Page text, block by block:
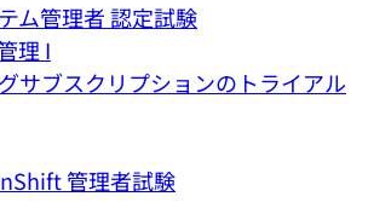
ム管理者 認定試験
理 I
サブスクリプションのトライアル
管理者試験